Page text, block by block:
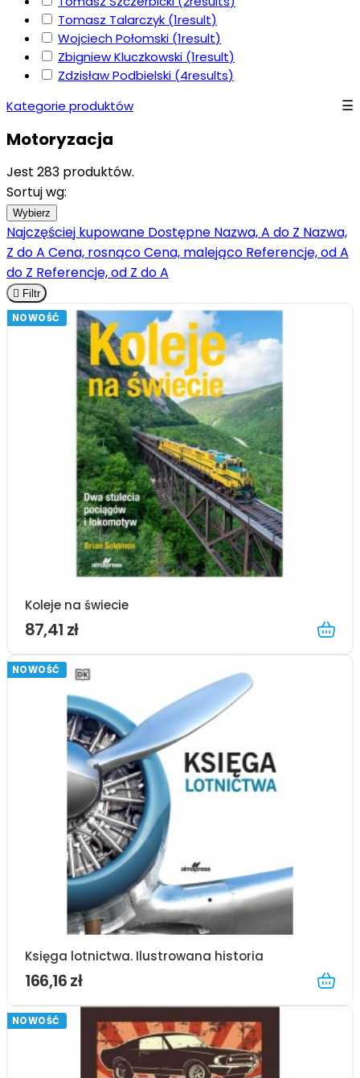
Tomasz Talarczyk (1result)
Wojciech Połomski (1result)
Zbigniew Kluczkowski (1result)
Zdzisław Podbielski (4results)
Kategorie produktów
Motoryzacja
Jest 283 produktów.
Sortuj wg:
Wybierz
Najczęściej kupowane Dostępne Nazwa, A do Z Nazwa,
Z do A Cena, rosnącoCena, malejąco Referencje, od A
do Z Referencje, od Z do A
 Filtr
NOWOŚĆ
Koleje na świecie
87,41 zł
NOWOŚĆ
Księga lotnictwa. Ilustrowana historia
166,16 zł
NOWOŚĆ